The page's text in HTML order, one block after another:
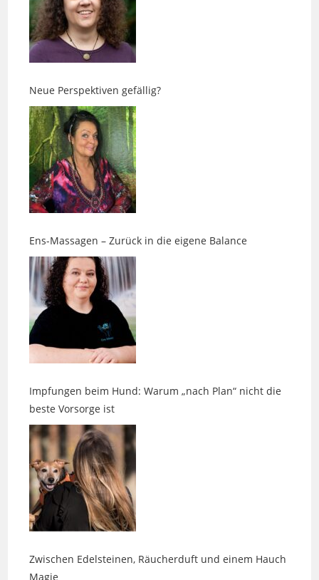
Neue Perspektiven gefällig?
Ens-Massagen – Zurück in die eigene Balance
Impfungen beim Hund: Warum „nach Plan“ nicht die
Zwischen Edelsteinen, Räucherduft und einem Hauch